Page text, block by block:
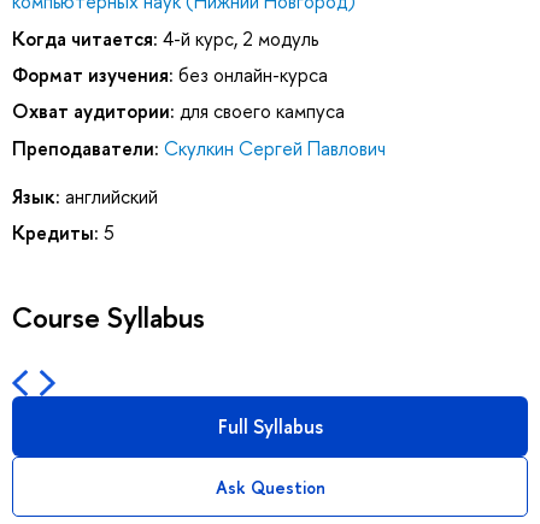
Когда читается: 4-й курс, 2 модуль
Формат изучения: без онлайн-курса
Охват аудитории: для своего кампуса
Преподаватели: Скулкин Сергей Павлович
Язык: английский
Кредиты: 5
Course Syllabus
Full Syllabus
Ask Question